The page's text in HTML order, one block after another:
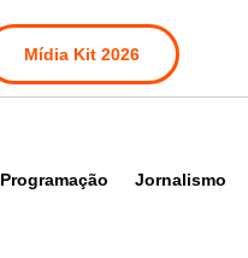
Mídia Kit 2026
Programação Jornalismo